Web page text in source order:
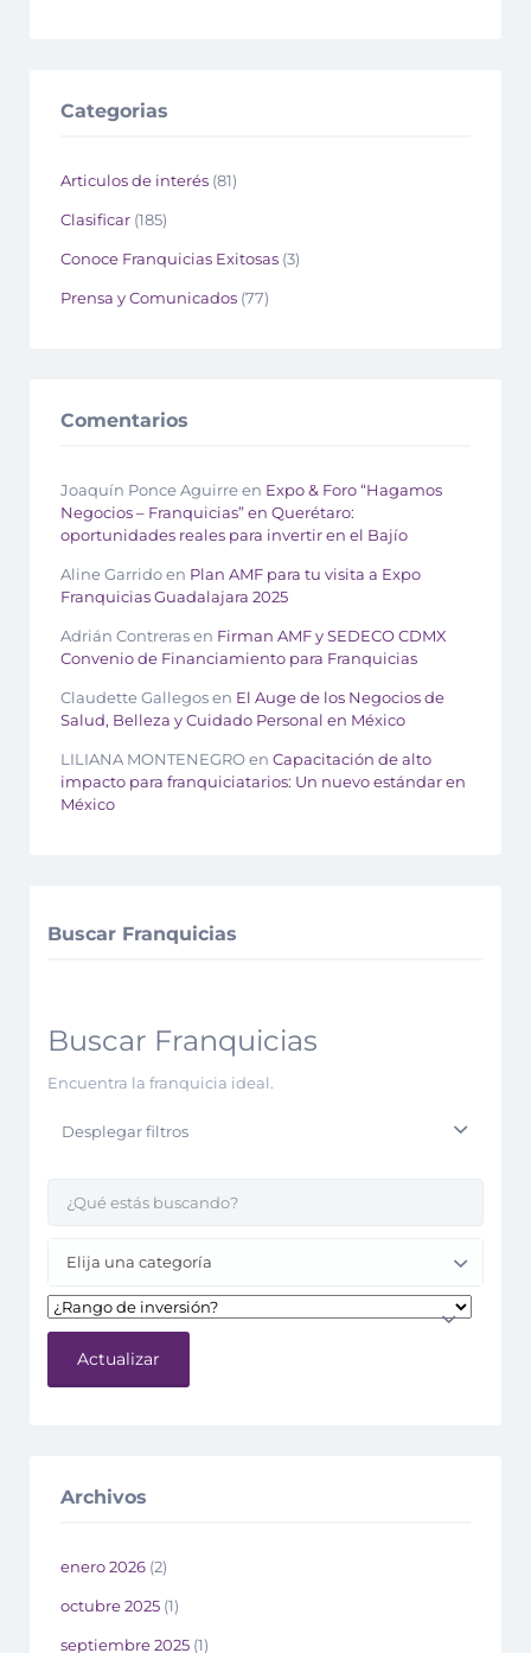
Categorias
Articulos de interés (81)
Clasificar (185)
Conoce Franquicias Exitosas (3)
Prensa y Comunicados (77)
Comentarios
Joaquín Ponce Aguirreen Expo & Foro “Hagamos
Negocios – Franquicias” en Querétaro:
oportunidades reales para invertir en el Bajío
Aline Garridoen Plan AMF para tu visita a Expo
Franquicias Guadalajara 2025
Adrián Contrerasen Firman AMF y SEDECO CDMX
Convenio de Financiamiento para Franquicias
Claudette Gallegosen El Auge de los Negocios de
Salud, Belleza y Cuidado Personal en México
LILIANA MONTENEGROen Capacitación de alto
impacto para franquiciatarios: Un nuevo estándar en
México
Buscar Franquicias
Buscar Franquicias
Encuentra la franquicia ideal.
Desplegar filtros
Elija una categoría
Actualizar
Archivos
enero 2026 (2)
octubre 2025 (1)
septiembre 2025 (1)